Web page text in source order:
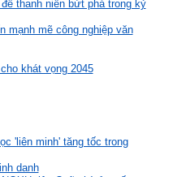
thanh niên bứt phá trong kỷ
mạnh mẽ công nghiệp văn
khát vọng 2045
'liên minh' tăng tốc trong
danh